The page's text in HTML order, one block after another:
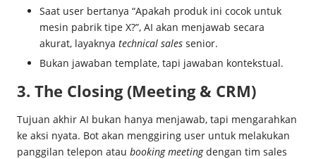
Saat user bertanya “Apakah produk ini cocok untuk
mesin pabrik tipe X?”, AI akan menjawab secara
akurat, layaknya technical sales senior.
Bukan jawaban template, tapi jawaban kontekstual.
3. The Closing (Meeting & CRM)
Tujuan akhir AI bukan hanya menjawab, tapi mengarahkan
ke aksi nyata. Bot akan menggiring user untuk melakukan
panggilan telepon atau booking meetingdengan tim sales